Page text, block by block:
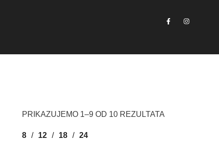
PRIKAZUJEMO 1–9 OD 10 REZULTATA
8 12 18 24